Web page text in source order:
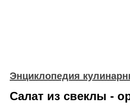
Энциклопедия
Салат из свеклы -